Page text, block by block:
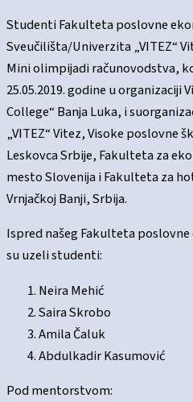
Studenti Fakulteta poslovne
Sveučilišta/Univerzita „VITEZ“
Mini olimpijadi računovodstva,
25.05.2019. godine u organizaciji
College“ Banja Luka, i
„VITEZ“ Vitez, Visoke poslovne
Leskovca Srbije, Fakulteta za
mesto Slovenija i Fakulteta za
Vrnjačkoj Banji, Srbija.
Ispred našeg Fakulteta
su uzeli studenti:
Neira Mehić
Saira Skrobo
Amila Čaluk
Abdulkadir Kasumović
Pod mentorstvom: